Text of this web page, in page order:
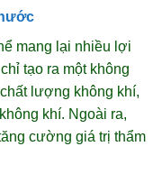
mang lại nhiều lợi
tạo ra một không
lượng không khí,
khí. Ngoài ra,
cường giá trị thẩm